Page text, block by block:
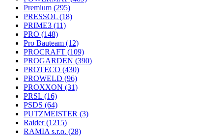
Premium (295)
PRESSOL (18)
PRIME3 (11)
PRO (148)
Pro Bauteam (12)
PROCRAFT (109)
PROGARDEN (390)
PROTECO (430)
PROWELD (96)
PROXXON (31)
PRSL (16)
PSDS (64)
PUTZMEISTER (3)
Raider(1215)
RAMIA s.r.o. (28)